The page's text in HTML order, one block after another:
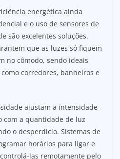
energética ainda
e o uso de sensores de
são excelentes soluções.
que as luzes só fiquem
no cômodo, sendo ideais
corredores, banheiros e
ajustam a intensidade
com a quantidade de luz
o desperdício. Sistemas de
horários para ligar e
las remotamente pelo